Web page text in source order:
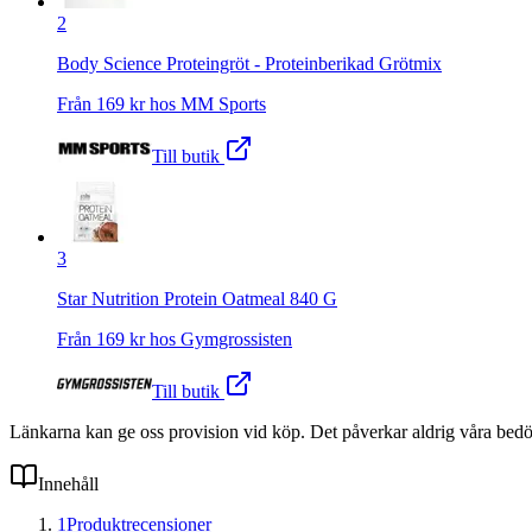
2
Body Science Proteingröt ‐ Proteinberikad Grötmix
Från 169 kr hos MM Sports
Till butik
3
Star Nutrition Protein Oatmeal 840 G
Från 169 kr hos Gymgrossisten
Till butik
Länkarna kan ge oss provision vid köp. Det påverkar aldrig våra
Innehåll
1Produktrecensioner